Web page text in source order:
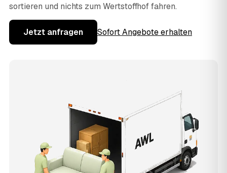
sortieren und nichts zum Wertstoffhof fahren.
Jetzt anfragen Sofort Angebote erhalten